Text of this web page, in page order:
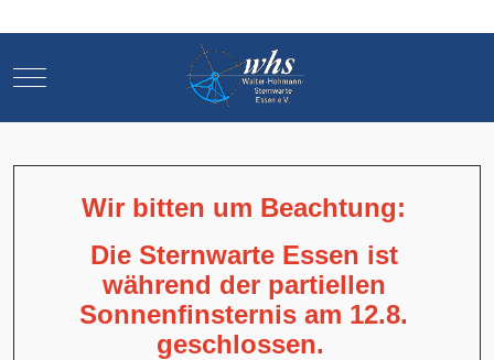
Mobile Menu Toggle
Wir bitten um Beachtung:
Die Sternwarte Essen ist
während der partiellen
Sonnenfinsternis am 12.8.
geschlossen.